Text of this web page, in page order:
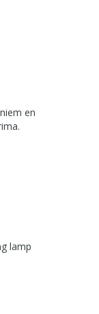
en
lamp